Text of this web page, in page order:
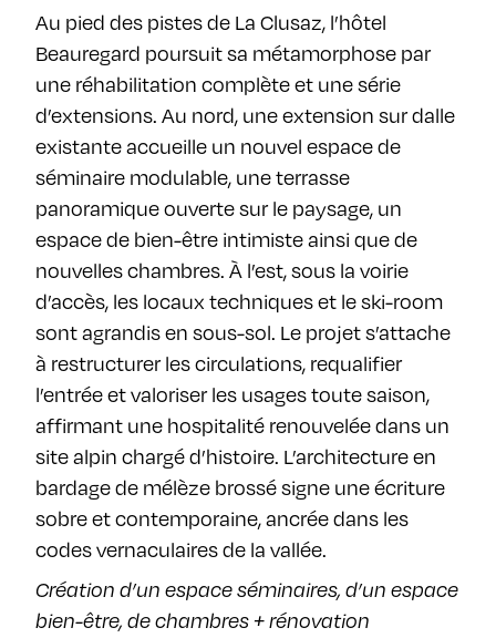
Au pied des pistes de La Clusaz, l’hôtel
Beauregard poursuit sa métamorphose par
une réhabilitation complète et une série
d’extensions. Au nord, une extension sur dalle
existante accueille un nouvel espace de
séminaire modulable, une terrasse
panoramique ouverte sur le paysage, un
espace de bien-être intimiste ainsi que de
nouvelles chambres. À l’est, sous la voirie
d’accès, les locaux techniques et le ski-room
sont agrandis en sous-sol. Le projet s’attache
à restructurer les circulations, requalifier
l’entrée et valoriser les usages toute saison,
affirmant une hospitalité renouvelée dans un
site alpin chargé d’histoire. L’architecture en
bardage de mélèze brossé signe une écriture
sobre et contemporaine, ancrée dans les
codes vernaculaires de la vallée.
Création d’un espace séminaires, d’un espace
bien-être, de chambres + rénovation